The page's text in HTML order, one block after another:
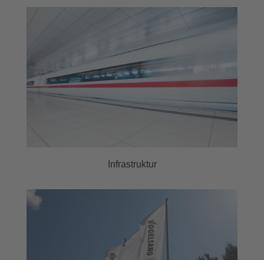
Infrastruktur